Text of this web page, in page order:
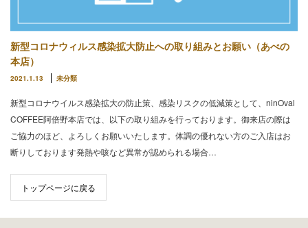
新型コロナウィルス感染拡大防止への取り組みとお願い（あべの
本店）
2021.1.13 未分類
新型コロナウイルス感染拡大の防止策、感染リスクの低減策として、ninOval
COFFEE阿倍野本店では、以下の取り組みを行っております。御来店の際は
ご協力のほど、よろしくお願いいたします。体調の優れない方のご入店はお
断りしております発熱や咳など異常が認められる場合…
トップページに戻る